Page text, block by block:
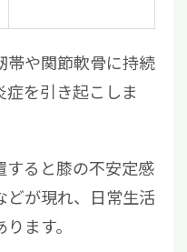
帯や関節軟骨に持続
を引き起こしま
すると膝の不安定感
どが現れ、日常生活
ます。